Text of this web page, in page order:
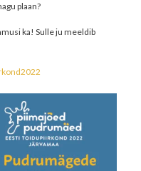
plaan?
ka! Sulle ju meeldib